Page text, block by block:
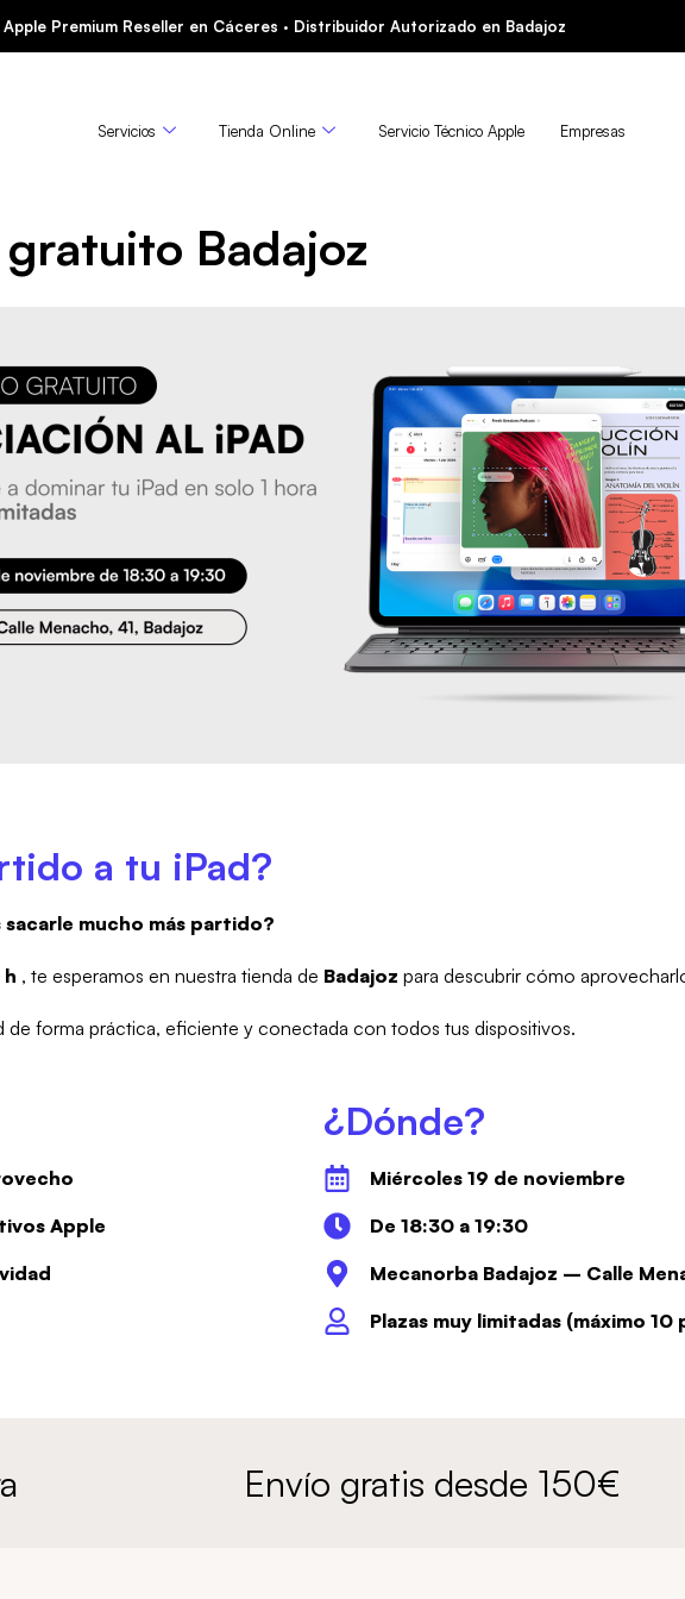
Premium Reseller en Cáceres · Distribuidor Autorizado en Badajoz
Servicios Tienda Online Servicio Técnico Apple Empresas
Badajoz
a tu iPad?
mucho más partido?
h , te esperamos en nuestra tienda de Badajoz para descubrir cómo
de forma práctica, eficiente y conectada con todos tus dispositivos.
Apple
¿Dónde?
Miércoles 19 de noviembre
De 18:30 a 19:30
Mecanorba Badajoz – Calle
Plazas muy limitadas (máximo 10
Envío gratis desde 150€